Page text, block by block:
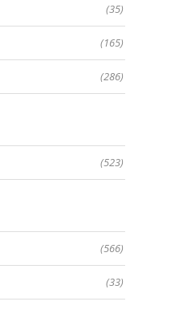
(35)
(165)
(286)
(523)
(566)
(33)